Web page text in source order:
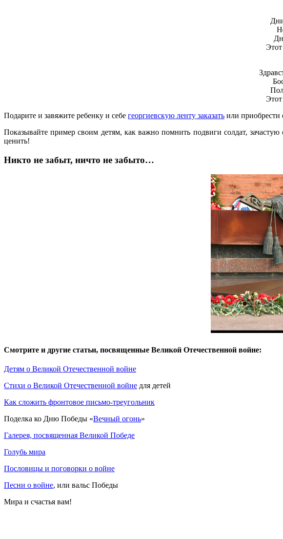
Подарите и завяжите ребенку и себе георгиевскую ленту заказать или приобрести
Показывайте пример своим детям, как важно помнить подвиги солдат,
ценить!
Никто не забыт, ничто не забыто…
Смотрите и другие статьи, посвященные Великой Отечественной войне:
Детям о Великой Отечественной войне
Стихи о Великой Отечественной войне для детей
Как сложить фронтовое письмо-треугольник
Поделка ко Дню Победы «Вечный огонь»
Галерея, посвященная Великой Победе
Голубь мира
Пословицы и поговорки о войне
Песни о войне, или вальс Победы
Мира и счастья вам!